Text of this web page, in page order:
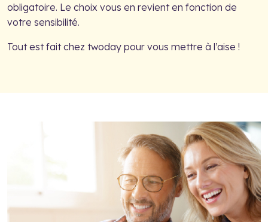
obligatoire. Le choix vous en revient en fonction de
votre sensibilité.
Tout est fait chez twoday pour vous mettre à l’aise !